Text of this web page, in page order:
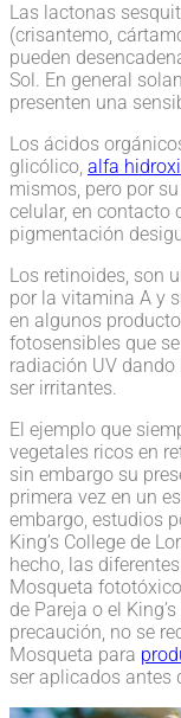
Las lactonas
(crisantemo,
pueden
Sol. En general
presenten una
Los ácidos
glicólico, alfa
mismos, pero por
celular, en contacto
pigmentación
Los retinoides, son
por la vitamina A y
en algunos
fotosensibles que
radiación UV
ser irritantes.
El ejemplo que
vegetales ricos en
sin embargo su
primera vez en un
embargo, estudios
King’s College de
hecho, las
Mosqueta
de Pareja o el
precaución, no se
Mosqueta para
ser aplicados antes